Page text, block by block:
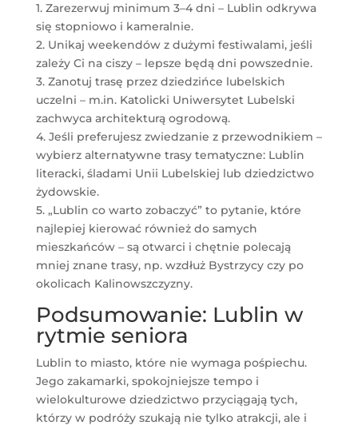
1. Zarezerwuj minimum 3–4 dni – Lublin odkrywa
się stopniowo i kameralnie.
2. Unikaj weekendów z dużymi festiwalami, jeśli
zależy Ci na ciszy – lepsze będą dni powszednie.
3. Zanotuj trasę przez dziedzińce lubelskich
uczelni – m.in. Katolicki Uniwersytet Lubelski
zachwyca architekturą ogrodową.
4. Jeśli preferujesz zwiedzanie z przewodnikiem –
wybierz alternatywne trasy tematyczne: Lublin
literacki, śladami Unii Lubelskiej lub dziedzictwo
żydowskie.
5. „Lublin co warto zobaczyć” to pytanie, które
najlepiej kierować również do samych
mieszkańców – są otwarci i chętnie polecają
mniej znane trasy, np. wzdłuż Bystrzycy czy po
okolicach Kalinowszczyzny.
Podsumowanie: Lublin w
rytmie seniora
Lublin to miasto, które nie wymaga pośpiechu.
Jego zakamarki, spokojniejsze tempo i
wielokulturowe dziedzictwo przyciągają tych,
którzy w podróży szukają nie tylko atrakcji, ale i